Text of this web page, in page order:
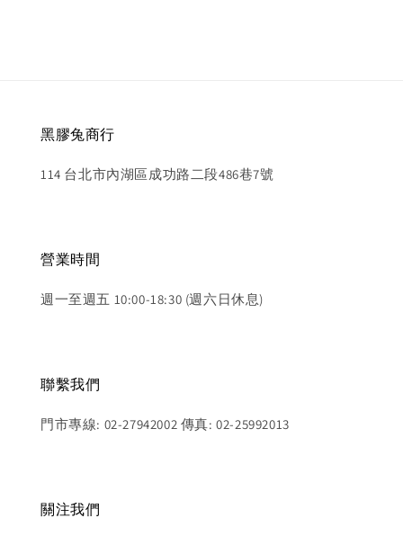
黑膠兔商行
114 台北市內湖區成功路二段486巷7號
營業時間
週一至週五 10:00-18:30 (週六日休息)
聯繫我們
門市專線: 02-27942002 傳真: 02-25992013
關注我們